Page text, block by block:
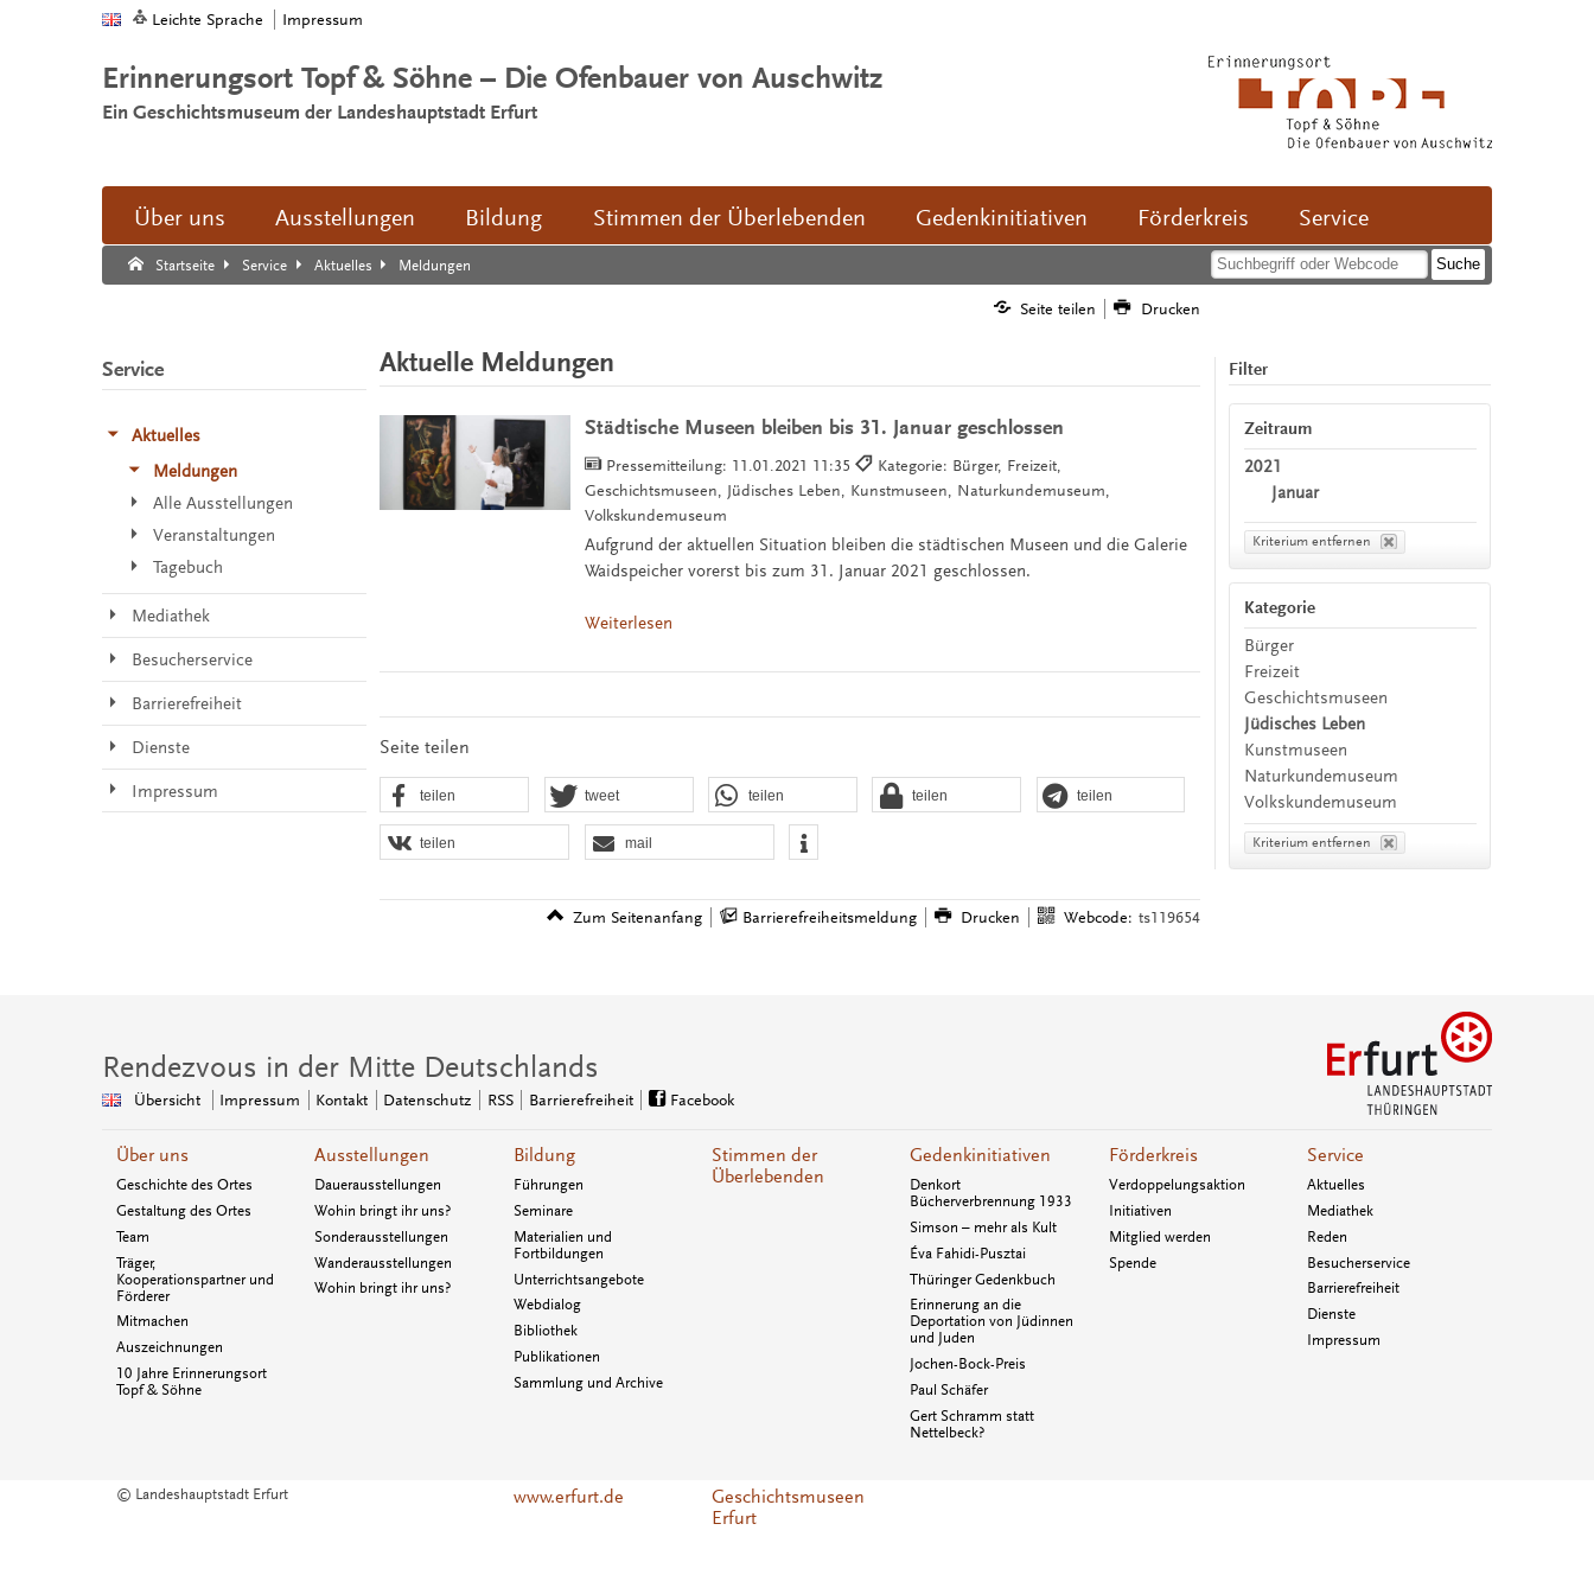
Leichte Sprache Impressum
Erinnerungsort Topf & Söhne – Die Ofenbauer von Auschwitz
Ein Geschichtsmuseum der Landeshauptstadt Erfurt
Über uns Ausstellungen Bildung Stimmen der Überlebenden Gedenkinitiativen Förderkreis Service
Startseite Service Aktuelles Meldungen
Suche:
Suche Ende.
Seite teilen Drucken
Aktuelle Meldungen
Städtische Museen bleiben bis 31. Januar geschlossen
Pressemitteilung: 11.01.2021 11:35
Kategorie: Bürger, Freizeit,
Geschichtsmuseen, Jüdisches Leben, Kunstmuseen, Naturkundemuseum,
Volkskundemuseum
Aufgrund der aktuellen Situation bleiben die städtischen Museen und die Galerie
Waidspeicher vorerst bis zum 31. Januar 2021 geschlossen.
Weiterlesen
Seite teilen
teilen tweet teilen teilen teilen
teilen mail
Zum Seitenanfang Barrierefreiheitsmeldung Drucken Webcode: ts119654
Filter
Zeitraum
2021
Januar
Kriterium entfernen
Kategorie
Bürger
Freizeit
Geschichtsmuseen
Jüdisches Leben
Kunstmuseen
Naturkundemuseum
Volkskundemuseum
Kriterium entfernen
Service
Aktuelles
Meldungen
Alle Ausstellungen
Veranstaltungen
Tagebuch
Mediathek
Besucherservice
Barrierefreiheit
Dienste
Impressum
Rendezvous in der Mitte Deutschlands
Übersicht Impressum Kontakt Datenschutz RSS Barrierefreiheit Facebook
Über uns
Geschichte des Ortes
Gestaltung des Ortes
Team
Träger,
Kooperationspartner und
Förderer
Mitmachen
Auszeichnungen
10 Jahre Erinnerungsort
Topf & Söhne
Ausstellungen
Dauerausstellungen
Wohin bringt ihr uns?
Sonderausstellungen
Wanderausstellungen
Wohin bringt ihr uns?
Bildung
Führungen
Seminare
Materialien und
Fortbildungen
Unterrichtsangebote
Webdialog
Bibliothek
Publikationen
Sammlung und Archive
Stimmen der
Überlebenden
Gedenkinitiativen
Denkort
Bücherverbrennung 1933
Simson – mehr als Kult
Éva Fahidi-Pusztai
Thüringer Gedenkbuch
Erinnerung an die
Deportation von Jüdinnen
und Juden
Jochen-Bock-Preis
Paul Schäfer
Gert Schramm statt
Nettelbeck?
Förderkreis
Verdoppelungsaktion
Initiativen
Mitglied werden
Spende
Service
Aktuelles
Mediathek
Reden
Besucherservice
Barrierefreiheit
Dienste
Impressum
© Landeshauptstadt Erfurt www.erfurt.de
Geschichtsmuseen
Erfurt